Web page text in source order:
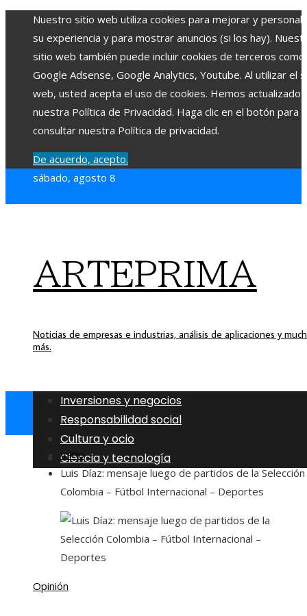
Nuestro sitio web utiliza cookies para mejorar y
su experiencia y para mostrar anuncios (si los hay).
sitio web también puede incluir cookies de terceros como
Google Adsense, Google Analytics, Youtube. Al utilizar el
web, usted acepta el uso de cookies. Hemos actualizado
nuestra Política de Privacidad. Haga clic en el botón para
consultar nuestra Política de privacidad.
De acuerdo, acepto.
sábado, agosto 8
ARTEPRIMA
Noticias de empresas e industrias, análisis de aplicaciones y
más.
Inversiones y negocios
Responsabilidad social
Cultura y ocio
Ciencia y tecnología
Inicio
Luis Díaz: mensaje luego de partidos de la Selección
Colombia – Fútbol Internacional – Deportes
Opinión